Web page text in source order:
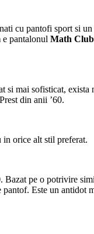
cu pantofi sport si
pantalonul Math
si mai sofisticat, exista
din anii ’60.
in orice alt stil preferat.
pe o potrivire
Este un